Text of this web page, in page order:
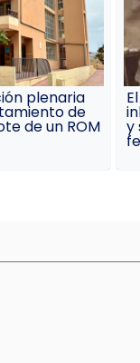
plenaria
de
de un ROM y